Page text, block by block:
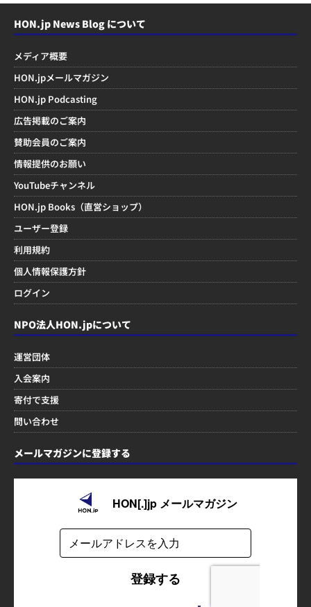
HON.jp News Blog について
メディア概要
HON.jpメールマガジン
HON.jp Podcasting
広告掲載のご案内
賛助会員のご案内
情報提供のお願い
YouTubeチャンネル
HON.jp Books（直営ショップ）
ユーザー登録
利用規約
個人情報保護方針
ログイン
NPO法人HON.jpについて
運営団体
入会案内
寄付で支援
問い合わせ
メールマガジンに登録する